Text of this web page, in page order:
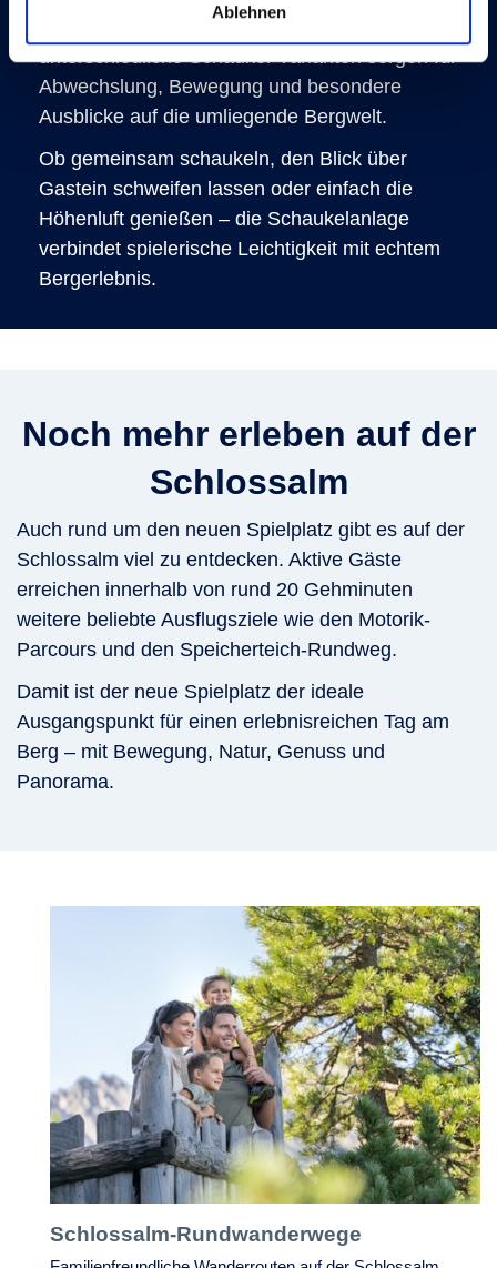
Ablehnen
Panorama-Schaukelanlage. Insgesamt zehn
unterschiedliche Schaukel-Varianten sorgen für
Abwechslung, Bewegung und besondere
Ausblicke auf die umliegende Bergwelt.
Ob gemeinsam schaukeln, den Blick über
Gastein schweifen lassen oder einfach die
Höhenluft genießen – die Schaukelanlage
verbindet spielerische Leichtigkeit mit echtem
Bergerlebnis.
Noch mehr erleben auf der
Schlossalm
Auch rund um den neuen Spielplatz gibt es auf der
Schlossalm viel zu entdecken. Aktive Gäste
erreichen innerhalb von rund 20 Gehminuten
weitere beliebte Ausflugsziele wie den Motorik-
Parcours und den Speicherteich-Rundweg.
Damit ist der neue Spielplatz der ideale
Ausgangspunkt für einen erlebnisreichen Tag am
Berg – mit Bewegung, Natur, Genuss und
Panorama.
Schlossalm-Rundwanderwege